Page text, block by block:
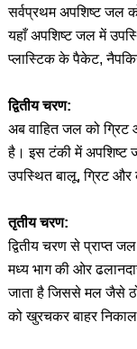
सर्वप्रथम अपशिष्ट जल
यहाँ अपशिष्ट जल में
प्लास्टिक के पैकेट,
द्वितीय चरण:
अब वाहित जल को
है। इस टंकी में अपशिष्ट
उपस्थित बालू, ग्रिट
तृतीय चरण:
द्वितीय चरण से प्राप्त
मध्य भाग की ओर
जाता है जिससे मल जैसे
को खुरचकर बाहर